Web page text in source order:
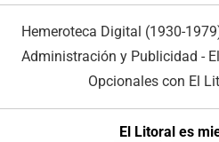
Hemeroteca Digital (1930-
Administración y Publicidad -
Opcionales con El
El Litoral es